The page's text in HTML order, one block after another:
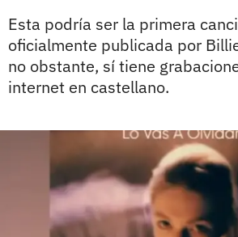
Esta podría ser la primera
oficialmente publicada por
no obstante, sí tiene
internet en castellano.